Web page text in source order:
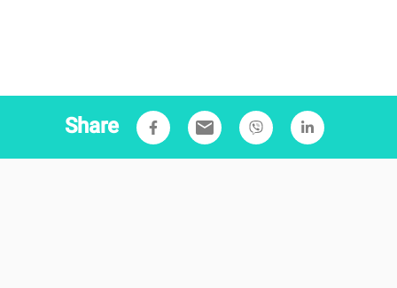
Share email